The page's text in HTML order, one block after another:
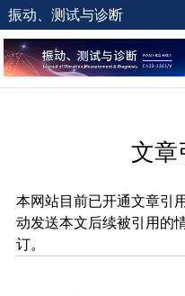
振动、测试与诊断
文章
本网站目前已开通文章引
动发送本文后续被引用的
订。